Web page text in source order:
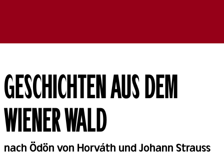
GESCHICHTEN AUS DEM
WIENER WALD
Back
nach Ödön von Horváth und Johann Strauss